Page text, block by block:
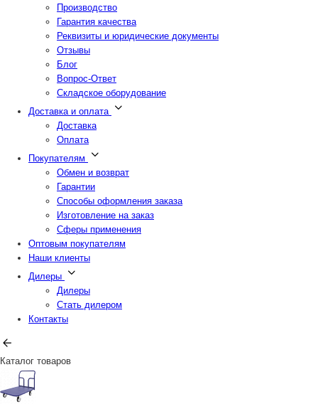
Производство
Гарантия качества
Реквизиты и юридические документы
Отзывы
Блог
Вопрос-Ответ
Складское оборудование
Доставка и оплата
Доставка
Оплата
Покупателям
Обмен и возврат
Гарантии
Способы оформления заказа
Изготовление на заказ
Сферы применения
Оптовым покупателям
Наши клиенты
Дилеры
Дилеры
Стать дилером
Контакты
Каталог товаров